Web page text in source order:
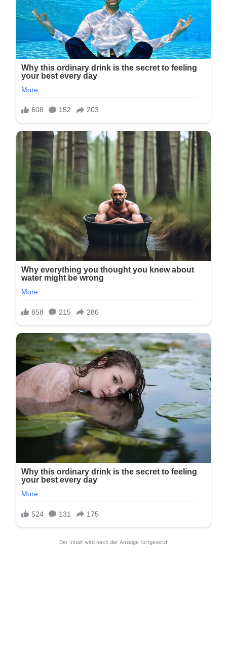
Der Inhalt wird nach der Anzeige fortgesetzt